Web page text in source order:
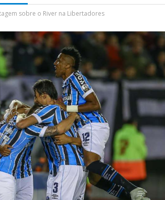
sobre o River na Libertadores